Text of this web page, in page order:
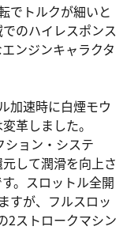
でトルクが細いと
のハイレスポンス
ンジンキャラクタ
加速時に白煙モウ
革しました。
ション・システ
して潤滑を向上さ
。スロットル全開
すが、フルスロッ
2ストロークマシン